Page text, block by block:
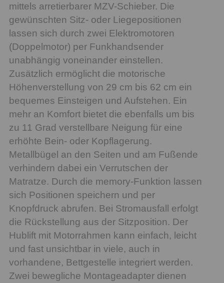
mittels arretierbarer MZV-Schieber. Die
gewünschten Sitz- oder Liegepositionen
lassen sich durch zwei Elektromotoren
(Doppelmotor) per Funkhandsender
unabhängig voneinander einstellen.
Zusätzlich ermöglicht die motorische
Höhenverstellung von 29 cm bis 62 cm ein
bequemes Einsteigen und Aufstehen. Ein
mehr an Komfort bietet die ebenfalls um bis
zu 11 Grad verstellbare Neigung für eine
erhöhte Bein- oder Kopflagerung.
Metallbügel an den Seiten und am Fußende
verhindern dabei ein Verrutschen der
Matratze. Durch die memory-Funktion lassen
sich Positionen speichern und per
Knopfdruck abrufen. Bei Stromausfall erfolgt
die Rückstellung aus der Sitzposition. Der
Hublift mit Motorrahmen kann einfach, leicht
und fast unsichtbar in viele, auch in
vorhandene, Bettgestelle integriert werden.
Zwei bewegliche Montageadapter dienen